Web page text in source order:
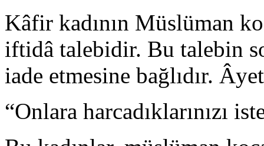
Kâfir kadının Müslüman
iftidâ talebidir. Bu talebin
iade etmesine bağlıdır.
“Onlara harcadıklarınızı